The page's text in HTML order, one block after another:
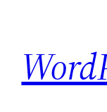
content